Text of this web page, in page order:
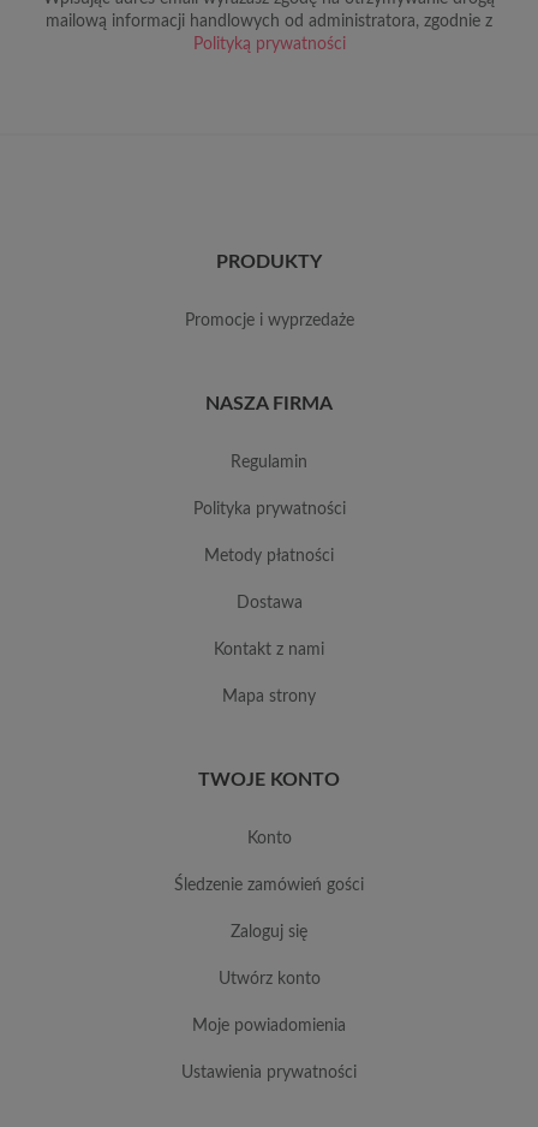
mailową informacji handlowych od administratora, zgodnie z
Polityką prywatności
PRODUKTY
promocje i wyprzedaże
NASZA FIRMA
regulamin
polityka prywatności
metody płatności
dostawa
kontakt z nami
mapa strony
TWOJE KONTO
konto
śledzenie zamówień gości
zaloguj się
utwórz konto
moje powiadomienia
ustawienia prywatności